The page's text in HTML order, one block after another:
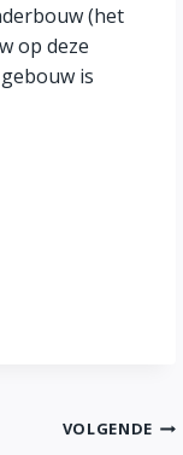
(het
op deze
is
VOLGENDE